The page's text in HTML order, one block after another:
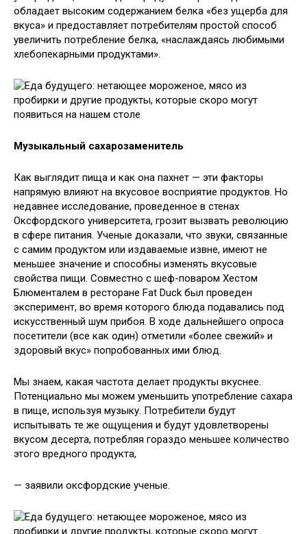
обладает высоким содержанием белка «без ущерба для
вкуса» и предоставляет потребителям простой способ
увеличить потребление белка, «наслаждаясь любимыми
хлебопекарными продуктами».
Музыкальный сахарозаменитель
Как выглядит пища и как она пахнет — эти факторы
напрямую влияют на вкусовое восприятие продуктов. Но
недавнее исследование, проведенное в стенах
Оксфордского университета, грозит вызвать революцию
в сфере питания. Ученые доказали, что звуки, связанные
с самим продуктом или издаваемые извне, имеют не
меньшее значение и способны изменять вкусовые
свойства пищи. Совместно с шеф-поваром Хестом
Блюменталем в ресторане Fat Duck был проведен
эксперимент, во время которого блюда подавались под
искусственный шум прибоя. В ходе дальнейшего опроса
посетители (все как один) отметили «более свежий» и
здоровый вкус» попробованных ими блюд.
Мы знаем, какая частота делает продукты вкуснее.
Потенциально мы можем уменьшить употребление сахара
в пище, используя музыку. Потребители будут
испытывать те же ощущения и будут удовлетворены
вкусом десерта, потребляя гораздо меньшее количество
этого вредного продукта,
— заявили оксфордские ученые.